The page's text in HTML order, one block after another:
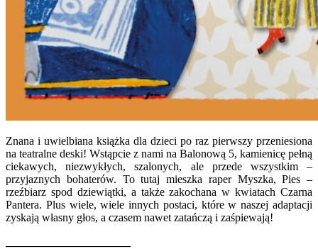
Znana i uwielbiana książka dla dzieci po raz pierwszy przeniesiona
na teatralne deski! Wstąpcie z nami na Balonową 5, kamienicę pełną
ciekawych, niezwykłych, szalonych, ale przede wszystkim –
przyjaznych bohaterów. To tutaj mieszka raper Myszka, Pies –
rzeźbiarz spod dziewiątki, a także zakochana w kwiatach Czarna
Pantera. Plus wiele, wiele innych postaci, które w naszej adaptacji
zyskają własny głos, a czasem nawet zatańczą i zaśpiewają!